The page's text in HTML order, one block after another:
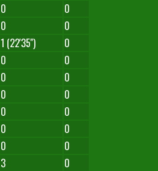
0
0
0
0
1 (22'35'')
0
0
0
0
0
0
0
0
0
0
0
0
0
3
0